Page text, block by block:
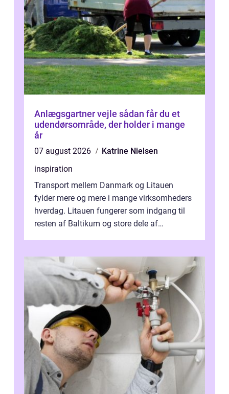
Anlægsgartner vejle sådan får du et
udendørsområde, der holder i mange
år
07 august 2026
Katrine Nielsen
inspiration
Transport mellem Danmark og Litauen
fylder mere og mere i mange virksomheders
hverdag. Litauen fungerer som indgang til
resten af Baltikum og store dele af